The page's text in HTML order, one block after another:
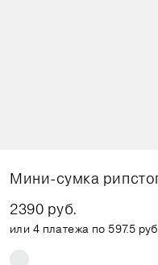
Мини-сумка
2390 руб.
или 4 платежа по 597.5